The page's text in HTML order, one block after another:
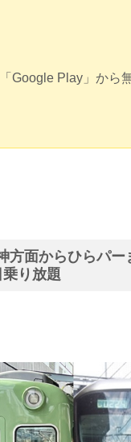
「Google Play」から
方面からひらパー
り放題